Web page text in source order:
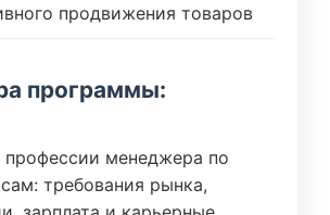
продвижения товаров
программы:
менеджера по
требования рынка,